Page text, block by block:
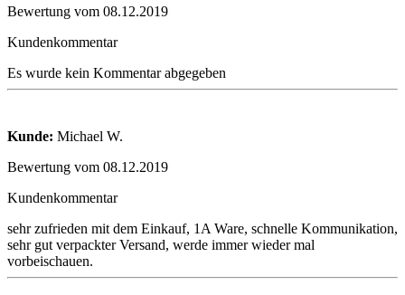
Bewertung vom 08.12.2019
Kundenkommentar
Es wurde kein Kommentar abgegeben
Kunde: Michael W.
Bewertung vom 08.12.2019
Kundenkommentar
sehr zufrieden mit dem Einkauf, 1A Ware, schnelle Kommunikation,
sehr gut verpackter Versand, werde immer wieder mal
vorbeischauen.